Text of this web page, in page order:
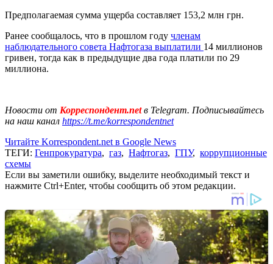
Предполагаемая сумма ущерба составляет 153,2 млн грн.
Ранее сообщалось, что в прошлом году членам
наблюдательного совета Нафтогаза выплатили 14 миллионов
гривен, тогда как в предыдущие два года платили по 29
миллиона.
Новости от Корреспондент.netв Telegram. Подписывайтесь
на наш канал https://t.me/korrespondentnet
Читайте Korrespondent.net в Google News
ТЕГИ: Генпрокуратура, газ, Нафтогаз, ГПУ, коррупционные
схемы
Если вы заметили ошибку, выделите необходимый текст и
нажмите Ctrl+Enter, чтобы сообщить об этом редакции.